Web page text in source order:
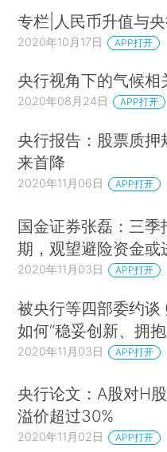
专栏|人民币升值与央
2020年10月17日 APP打开
央行视角下的气候相
2020年08月24日 APP打开
央行报告：股票质押
来首降
2020年11月06日 APP打开
国金证券张磊：三
期，观望避险资金或
2020年11月03日 APP打开
被央行等四部委约谈
如何“稳妥创新、拥
2020年11月03日 APP打开
央行论文：A股对H
溢价超过30%
2020年11月02日 APP打开